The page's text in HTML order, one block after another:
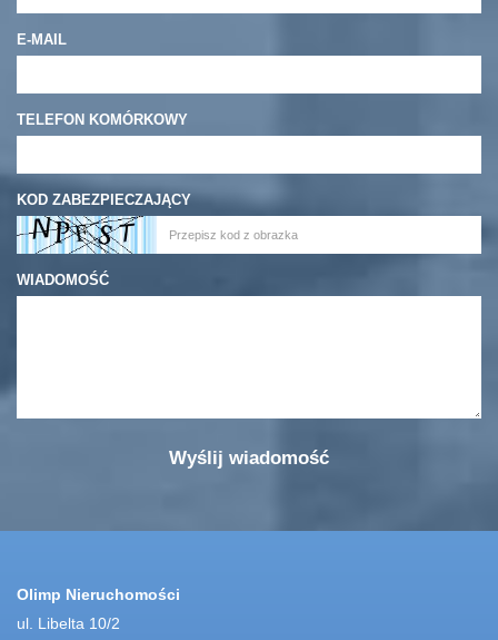
E-MAIL
TELEFON KOMÓRKOWY
KOD ZABEZPIECZAJĄCY
WIADOMOŚĆ
Olimp Nieruchomości
ul. Libelta 10/2